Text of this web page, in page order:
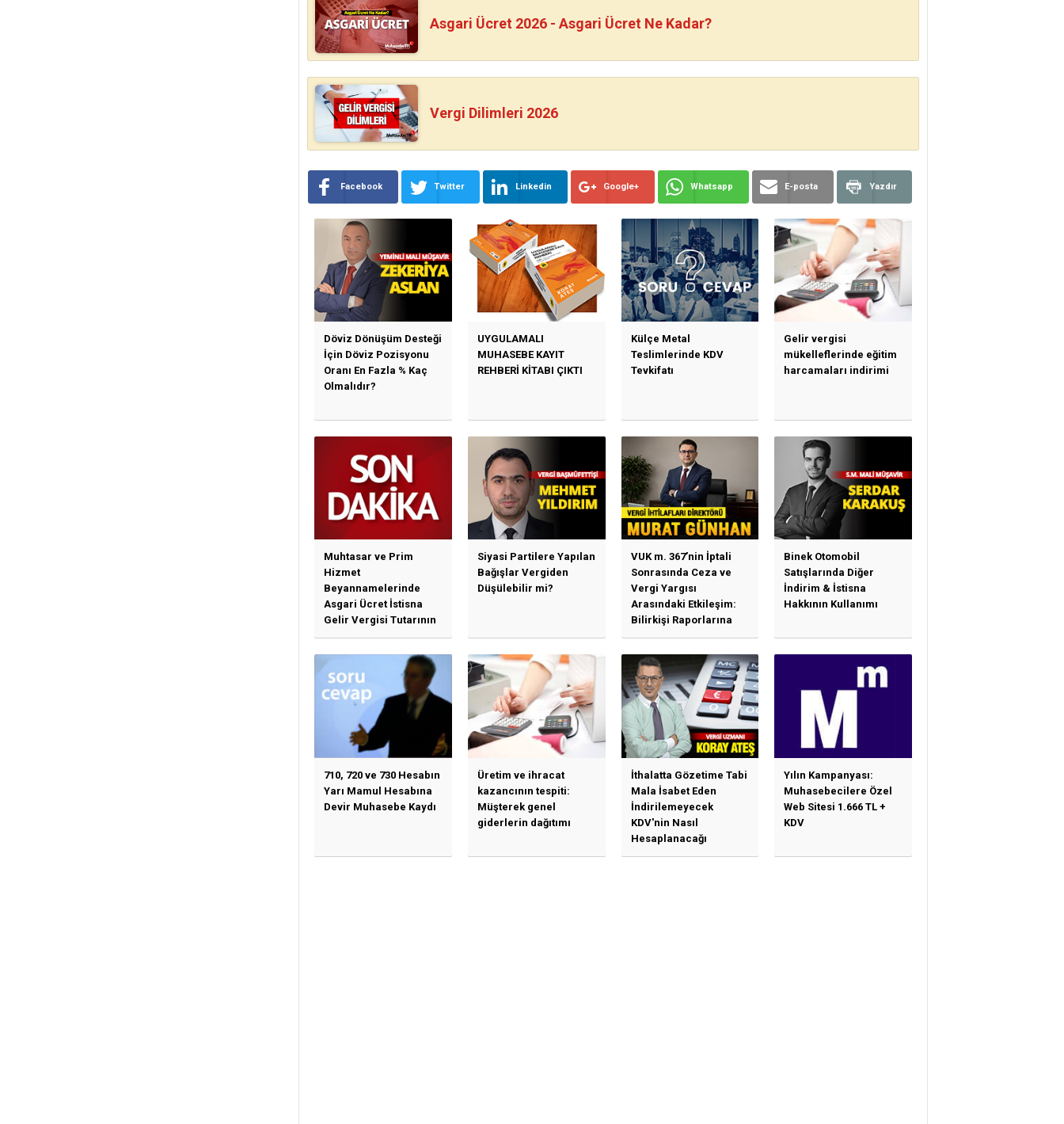
Asgari Ücret 2026 - Asgari Ücret Ne Kadar?
Vergi Dilimleri 2026
Facebook Twitter Linkedin Google+ Whatsapp E-posta Yazdır
Döviz Dönüşüm Desteği
İçin Döviz Pozisyonu
Oranı En Fazla % Kaç
Olmalıdır?
UYGULAMALI
MUHASEBE KAYIT
REHBERİ KİTABI ÇIKTI
Külçe Metal
Teslimlerinde KDV
Tevkifatı
Gelir vergisi
mükelleflerinde eğitim
harcamaları indirimi
Muhtasar ve Prim
Hizmet
Beyannamelerinde
Asgari Ücret İstisna
Gelir Vergisi Tutarının
Güncellenmesine
İlişkin Duyuru
Siyasi Partilere Yapılan
Bağışlar Vergiden
Düşülebilir mi?
VUK m. 367’nin İptali
Sonrasında Ceza ve
Vergi Yargısı
Arasındaki Etkileşim:
Bilirkişi Raporlarına
Bağımlılık, İhtisas
Mahkemeleri ve
Yargı...
Binek Otomobil
Satışlarında Diğer
İndirim & İstisna
Hakkının Kullanımı
710, 720 ve 730 Hesabın
Yarı Mamul Hesabına
Devir Muhasebe Kaydı
Üretim ve ihracat
kazancının tespiti:
Müşterek genel
giderlerin dağıtımı
İthalatta Gözetime Tabi
Mala İsabet Eden
İndirilemeyecek
KDV'nin Nasıl
Hesaplanacağı
Yılın Kampanyası:
Muhasebecilere Özel
Web Sitesi 1.666 TL +
KDV